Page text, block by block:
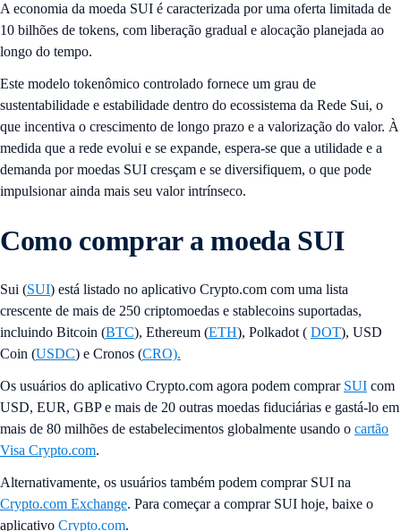
A economia da moeda SUI é caracterizada por uma oferta limitada de
10 bilhões de tokens, com liberação gradual e alocação planejada ao
longo do tempo.
Este modelo tokenômico controlado fornece um grau de
sustentabilidade e estabilidade dentro do ecossistema da Rede Sui, o
que incentiva o crescimento de longo prazo e a valorização do valor. À
medida que a rede evolui e se expande, espera-se que a utilidade e a
demanda por moedas SUI cresçam e se diversifiquem, o que pode
impulsionar ainda mais seu valor intrínseco.
Como comprar a moeda SUI
Sui (SUI) está listado no aplicativo Crypto.com com uma lista
crescente de mais de 250 criptomoedas e stablecoins suportadas,
incluindo Bitcoin (BTC), Ethereum (ETH), Polkadot ( DOT), USD
Coin (USDC) e Cronos (CRO).
Os usuários do aplicativo Crypto.com agora podem comprar SUI com
USD, EUR, GBP e mais de 20 outras moedas fiduciárias e gastá-lo em
mais de 80 milhões de estabelecimentos globalmente usando o cartão
Visa Crypto.com.
Alternativamente, os usuários também podem comprar SUI na
Crypto.com Exchange. Para começar a comprar SUI hoje, baixe o
aplicativo Crypto.com.